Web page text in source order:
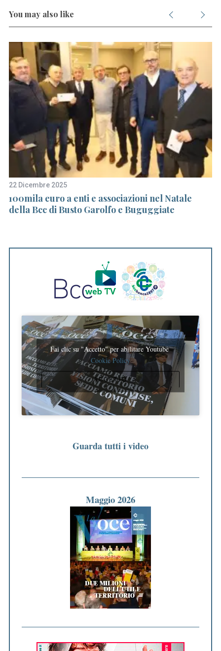
You may also like
22 Dicembre 2025
100mila euro a enti e associazioni nel Natale
della Bcc di Busto Garolfo e Buguggiate
Fai clic su "Accetto" per abilitare Youtube
Cookie Policy
ACCETTO
Guarda tutti i video
Maggio 2026